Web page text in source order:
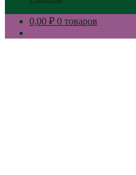
0,00 ₽ 0 товаров